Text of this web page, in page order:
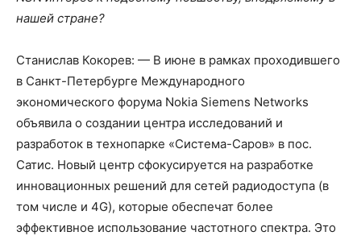
нашей стране?
Станислав Кокорев: — В июне в рамках проходившего
в Санкт-Петербурге Международного
экономического форума Nokia Siemens Networks
объявила о создании центра исследований и
разработок в технопарке «Система-Саров» в пос.
Сатис. Новый центр сфокусируется на разработке
инновационных решений для сетей радиодоступа (в
том числе и 4G), которые обеспечат более
эффективное использование частотного спектра. Это